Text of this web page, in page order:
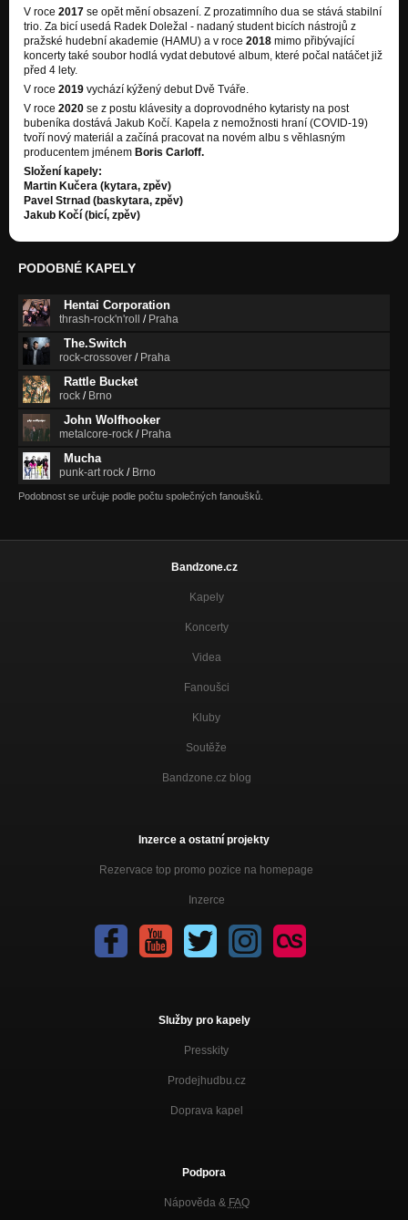
V roce 2017 se opět mění obsazení. Z prozatimního dua se stává stabilní
trio. Za bicí usedá Radek Doležal - nadaný student bicích nástrojů z
pražské hudební akademie (HAMU) a v roce 2018 mimo přibývající
koncerty také soubor hodlá vydat debutové album, které počal natáčet již
před 4 lety.
V roce 2019 vychází kýžený debut Dvě Tváře.
V roce 2020 se z postu klávesity a doprovodného kytaristy na post
bubeníka dostává Jakub Kočí. Kapela z nemožnosti hraní (COVID-19)
tvoří nový materiál a začíná pracovat na novém albu s věhlasným
producentem jménem Boris Carloff.
Složení kapely:
Martin Kučera (kytara, zpěv)
Pavel Strnad (baskytara, zpěv)
Jakub Kočí (bicí, zpěv)
PODOBNÉ KAPELY
Hentai Corporation
thrash-rock'n'roll / Praha
The.Switch
rock-crossover / Praha
Rattle Bucket
rock / Brno
John Wolfhooker
metalcore-rock / Praha
Mucha
punk-art rock / Brno
Podobnost se určuje podle počtu společných fanoušků.
Bandzone.cz
Kapely
Koncerty
Videa
Fanoušci
Kluby
Soutěže
Bandzone.cz blog
Inzerce a ostatní projekty
Rezervace top promo pozice na homepage
Inzerce
Služby pro kapely
Presskity
Prodejhudbu.cz
Doprava kapel
Podpora
Nápověda & FAQ